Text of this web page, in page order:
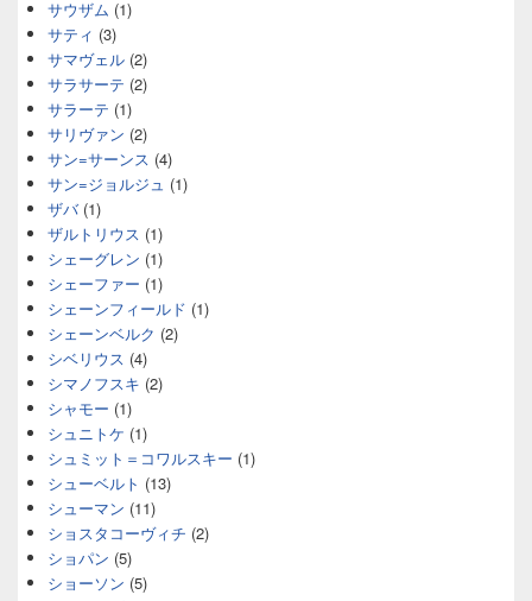
サウザム (1)
サティ (3)
サマヴェル (2)
サラサーテ (2)
サラーテ (1)
サリヴァン (2)
サン=サーンス (4)
サン=ジョルジュ (1)
ザバ(1)
ザルトリウス (1)
シェーグレン (1)
シェーファー (1)
シェーンフィールド (1)
シェーンベルク (2)
シベリウス (4)
シマノフスキ (2)
シャモー (1)
シュニトケ (1)
シュミット＝コワルスキー (1)
シューベルト (13)
シューマン (11)
ショスタコーヴィチ (2)
ショパン (5)
ショーソン (5)